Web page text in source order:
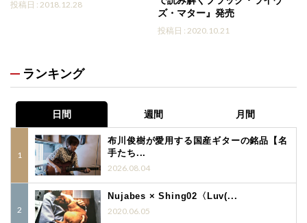
投稿日 : 2018.12.28
ズ・マター』発売
投稿日 : 2020.10.21
ランキング
日間 週間 月間
布川俊樹が愛用する国産ギターの銘品【名
手たち...
2026.08.04
Nujabes × Shing02〈Luv(...
2020.06.05